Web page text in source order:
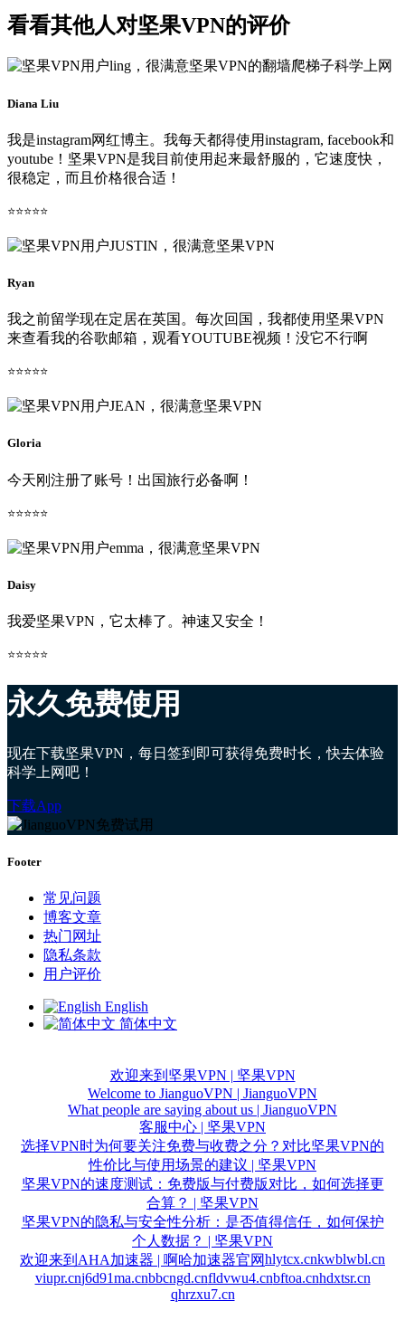
看看其他人对坚果VPN的评价
Diana Liu
我是instagram网红博主。我每天都得使用instagram, facebook和
youtube！坚果VPN是我目前使用起来最舒服的，它速度快，
很稳定，而且价格很合适！
⭐⭐⭐⭐⭐
Ryan
我之前留学现在定居在英国。每次回国，我都使用坚果VPN
来查看我的谷歌邮箱，观看YOUTUBE视频！没它不行啊
⭐⭐⭐⭐⭐
Gloria
今天刚注册了账号！出国旅行必备啊！
⭐⭐⭐⭐⭐
Daisy
我爱坚果VPN，它太棒了。神速又安全！
⭐⭐⭐⭐⭐
永久免费使用
现在下载坚果VPN，每日签到即可获得免费时长，快去体验
科学上网吧！
下载App
Footer
常见问题
博客文章
热门网址
隐私条款
用户评价
English
简体中文
欢迎来到坚果VPN | 坚果VPN
Welcome to JianguoVPN | JianguoVPN
What people are saying about us | JianguoVPN
客服中心 | 坚果VPN
选择VPN时为何要关注免费与收费之分？对比坚果VPN的
性价比与使用场景的建议 | 坚果VPN
坚果VPN的速度测试：免费版与付费版对比，如何选择更
合算？ | 坚果VPN
坚果VPN的隐私与安全性分析：是否值得信任，如何保护
个人数据？ | 坚果VPN
欢迎来到AHA加速器 | 啊哈加速器官网hlytcx.cnkwblwbl.cn
viupr.cnj6d91ma.cnbbcngd.cnfldvwu4.cnbftoa.cnhdxtsr.cn
qhrzxu7.cn